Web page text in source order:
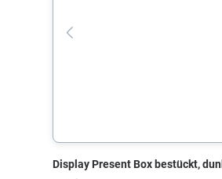
Display Present Box bestückt,